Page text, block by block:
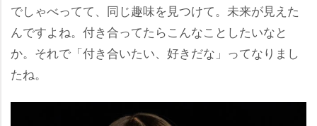
でしゃべってて、同じ趣味を見つけて。未来が見えた
んですよね。付き合ってたらこんなことしたいなと
か。それで「付き合いたい、好きだな」ってなりまし
たね。